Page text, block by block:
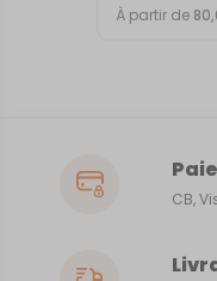
À partir de
CB,